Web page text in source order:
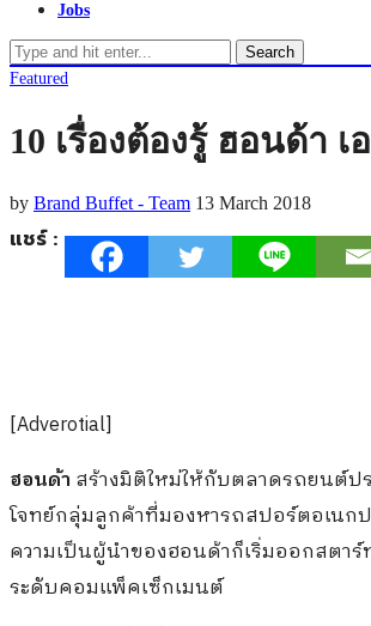
Jobs
Search
Featured
10 เรื่องต้องรู้ ฮอนด้า
by Brand Buffet - Team 13 March 2018
แชร์ :
[Adverotial]
ฮอนด้า สร้างมิติใหม่ให้กับตลาดรถยนต์ป
โจทย์กลุ่มลูกค้าที่มองหารถสปอร์ตอเนก
ความเป็นผู้นำของฮอนด้าก็เริ่มออกสตา
ระดับคอมแพ็คเซ็กเมนต์